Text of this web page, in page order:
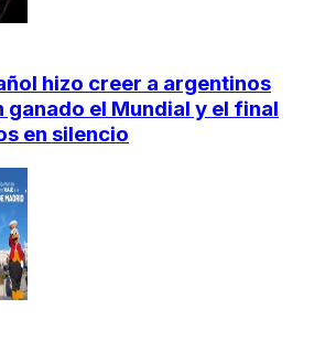
hizo creer a argentinos
ganado el Mundial y el final
en silencio